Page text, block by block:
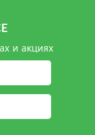
и акциях